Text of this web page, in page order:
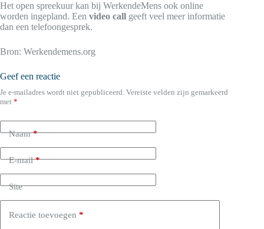
Het open spreekuur kan bij WerkendeMens ook online
worden ingepland. Een video call geeft veel meer informatie
dan een telefoongesprek.
Bron: Werkendemens.org
Geef een reactie
Je e-mailadres wordt niet gepubliceerd. Vereiste velden zijn gemarkeerd
met *
Naam*
E-mail*
Site
Reactie toevoegen *